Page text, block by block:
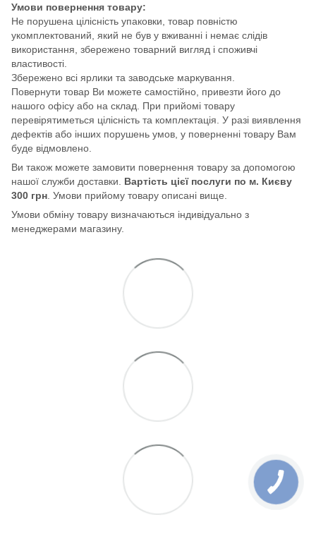
Умови повернення товару:
Не порушена цілісність упаковки, товар повністю
укомплектований, який не був у вживанні і немає слідів
використання, збережено товарний вигляд і споживчі
властивості.
Збережено всі ярлики та заводське маркування.
Повернути товар Ви можете самостійно, привезти його до
нашого офісу або на склад. При прийомі товару
перевірятиметься цілісність та комплектація. У разі виявлення
дефектів або інших порушень умов, у поверненні товару Вам
буде відмовлено.
Ви також можете замовити повернення товару за допомогою
нашої служби доставки. Вартість цієї послуги по м. Києву
300 грн . Умови прийому товару описані вище.
Умови обміну товару визначаються індивідуально з
менеджерами магазину.